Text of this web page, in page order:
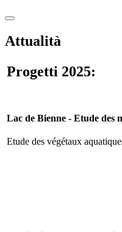
Attualità
Progetti 2025:
Lac de Bienne - Etude des
Etude des végétaux